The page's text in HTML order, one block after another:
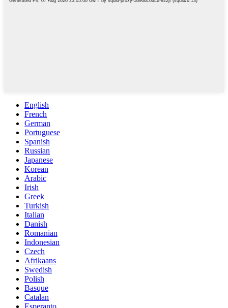
English
French
German
Portuguese
Spanish
Russian
Japanese
Korean
Arabic
Irish
Greek
Turkish
Italian
Danish
Romanian
Indonesian
Czech
Afrikaans
Swedish
Polish
Basque
Catalan
Esperanto